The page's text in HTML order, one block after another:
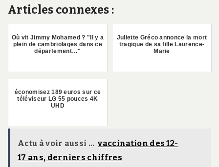
Articles connexes :
Où vit Jimmy Mohamed ? "Il y a
plein de cambriolages dans ce
département…"
Juliette Gréco annonce la mort
tragique de sa fille Laurence-
Marie
économisez 189 euros sur ce
téléviseur LG 55 pouces 4K
UHD
Actu à voir aussi ... vaccination des 12-
17 ans, derniers chiffres